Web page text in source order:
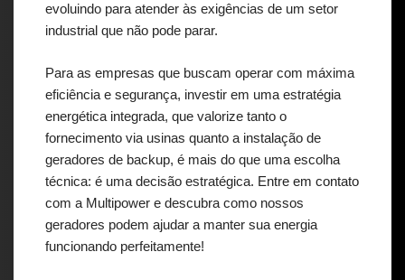
evoluindo para atender às exigências de um setor
industrial que não pode parar.
Para as empresas que buscam operar com máxima
eficiência e segurança, investir em uma estratégia
energética integrada, que valorize tanto o
fornecimento via usinas quanto a instalação de
geradores de backup, é mais do que uma escolha
técnica: é uma decisão estratégica. Entre em contato
com a Multipower e descubra como nossos
geradores podem ajudar a manter sua energia
funcionando perfeitamente!